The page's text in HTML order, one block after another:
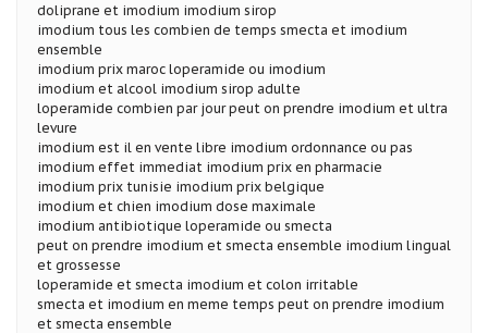
doliprane et imodium imodium sirop
imodium tous les combien de temps smecta et imodium
ensemble
imodium prix maroc loperamide ou imodium
imodium et alcool imodium sirop adulte
loperamide combien par jour peut on prendre imodium et ultra
levure
imodium est il en vente libre imodium ordonnance ou pas
imodium effet immediat imodium prix en pharmacie
imodium prix tunisie imodium prix belgique
imodium et chien imodium dose maximale
imodium antibiotique loperamide ou smecta
peut on prendre imodium et smecta ensemble imodium lingual
et grossesse
loperamide et smecta imodium et colon irritable
smecta et imodium en meme temps peut on prendre imodium
et smecta ensemble